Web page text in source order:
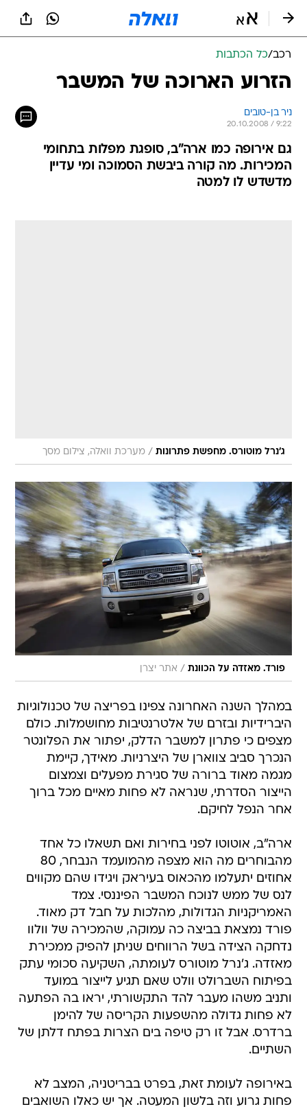
רכב/כל הכתבות
הזרוע הארוכה של המשבר
ניר בן-טובים
20.10.2008 / 9:22
גם אירופה כמו ארה"ב, סופגת מפלות בתחומי
המכירות. מה קורה ביבשת הסמוכה ומי עדיין
מדשדש לו למטה
ג'נרל מוטורס. מחפשת פתרונות / מערכת וואלה, צילום מסך
פורד. מאזדה על הכוונת / אתר יצרן
במהלך השנה האחרונה צפינו בפריצה של טכנולוגיות
היברידיות ובזרם של אלטרנטיבות מחושמלות. כולם
מצפים כי פתרון למשבר הדלק, יפתור את הפלונטר
הנכרך סביב צווארן של היצרניות. מאידך, קיימת
מגמה מאוד ברורה של סגירת מפעלים וצמצום
הייצור הסדרתי, שנראה לא פחות מאיים מכל ברוך
אחר הנפל לחיקם.
ארה"ב, אוטוטו לפני בחירות ואם תשאלו כל אחד
מהבוחרים מה הוא מצפה מהמועמד הנבחר, 80
אחוזים יתעלמו מהכאוס בעיראק ויגידו שהם מקווים
לנס של ממש לנוכח המשבר הפיננסי. צמד
האמריקניות הגדולות, מהלכות על חבל דק מאוד.
פורד נמצאת בביצה כה עמוקה, שהמכירה של וולוו
נדחקה הצידה בשל הרווחים שניתן להפיק ממכירת
מאזדה. ג'נרל מוטורס לעומתה, השקיעה סכומי עתק
בפיתוח השברולט וולט שאם תגיע לייצור במועד
ותניב משהו מעבר להד התקשורתי, יראו בה הפתעה
לא פחות גדולה מהשפעות הקריסה של להימן
ברדרס. אבל זו רק טיפה בים הצרות בפתח דלתן של
השתיים.
באירופה לעומת זאת, בפרט בבריטניה, המצב לא
פחות גרוע וזה בלשון המעטה. אך יש כאלו השואבים